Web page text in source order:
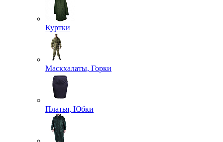
Куртки
Маскхалаты, Горки
Платья, Юбки